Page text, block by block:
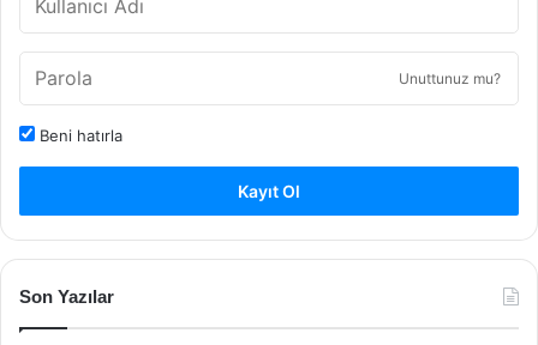
Unuttunuz mu?
Beni hatırla
Kayıt Ol
Son Yazılar